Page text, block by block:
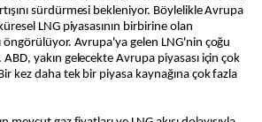
sürdürmesi bekleniyor. Böylelikle Avrupa
LNG piyasasının birbirine olan
öngörülüyor. Avrupa'ya gelen LNG'nin çoğu
yakın gelecekte Avrupa piyasası için çok
kez daha tek bir piyasa kaynağına çok fazla